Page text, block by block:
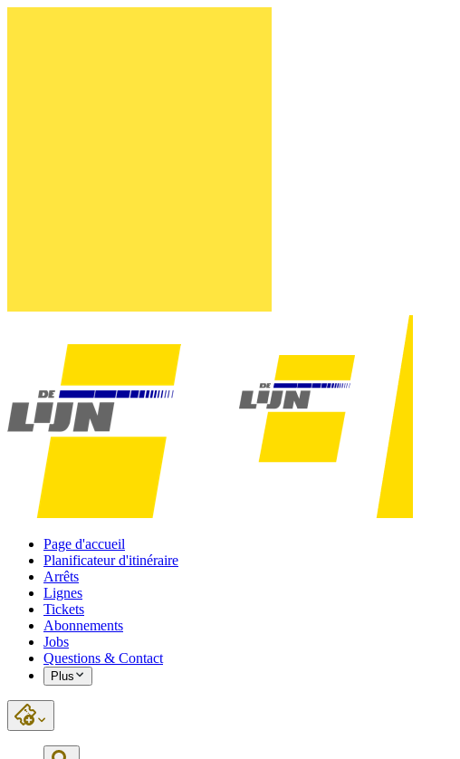
Page d'accueil
Planificateur d'itinéraire
Arrêts
Lignes
Tickets
Abonnements
Jobs
Questions & Contact
Plus